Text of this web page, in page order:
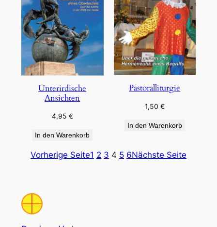
Unterirdische
Ansichten
4,95 €
In den Warenkorb
Pastoralliturgie
1,50 €
In den Warenkorb
Vorherige Seite1 2 3 4 5 6Nächste Seite